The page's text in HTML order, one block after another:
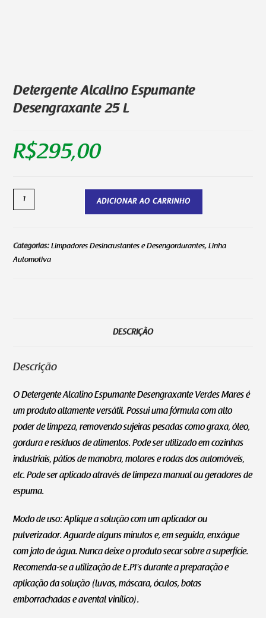
Detergente Alcalino Espumante
Desengraxante 25 L
R$295,00
ADICIONAR AO CARRINHO
Categorias:Limpadores Desincrustantes e Desengordurantes,Linha
Automotiva
DESCRIÇÃO
Descrição
O Detergente Alcalino Espumante Desengraxante Verdes Mares é
um produto altamente versátil. Possui uma fórmula com alto
poder de limpeza, removendo sujeiras pesadas como graxa, óleo,
gordura e resíduos de alimentos. Pode ser utilizado em cozinhas
industriais, pátios de manobra, motores e rodas dos automóveis,
etc. Pode ser aplicado através de limpeza manual ou geradores de
espuma.
Modo de uso: Aplique a solução com um aplicador ou
pulverizador. Aguarde alguns minutos e, em seguida, enxágue
com jato de água. Nunca deixe o produto secar sobre a superfície.
Recomenda-se a utilização de E.PI’s durante a preparação e
aplicação da solução (luvas, máscara, óculos, botas
emborrachadas e avental vinílico).